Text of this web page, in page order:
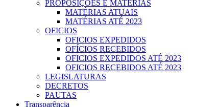
PROPOSIÇÕES E MATÉRIAS
MATÉRIAS ATUAIS
MATÉRIAS ATÉ 2023
OFICIOS
OFICIOS EXPEDIDOS
OFÍCIOS RECEBIDOS
OFICIOS EXPEDIDOS ATÉ 2023
OFICIOS RECEBIDOS ATÉ 2023
LEGISLATURAS
DECRETOS
PAUTAS
Transparência